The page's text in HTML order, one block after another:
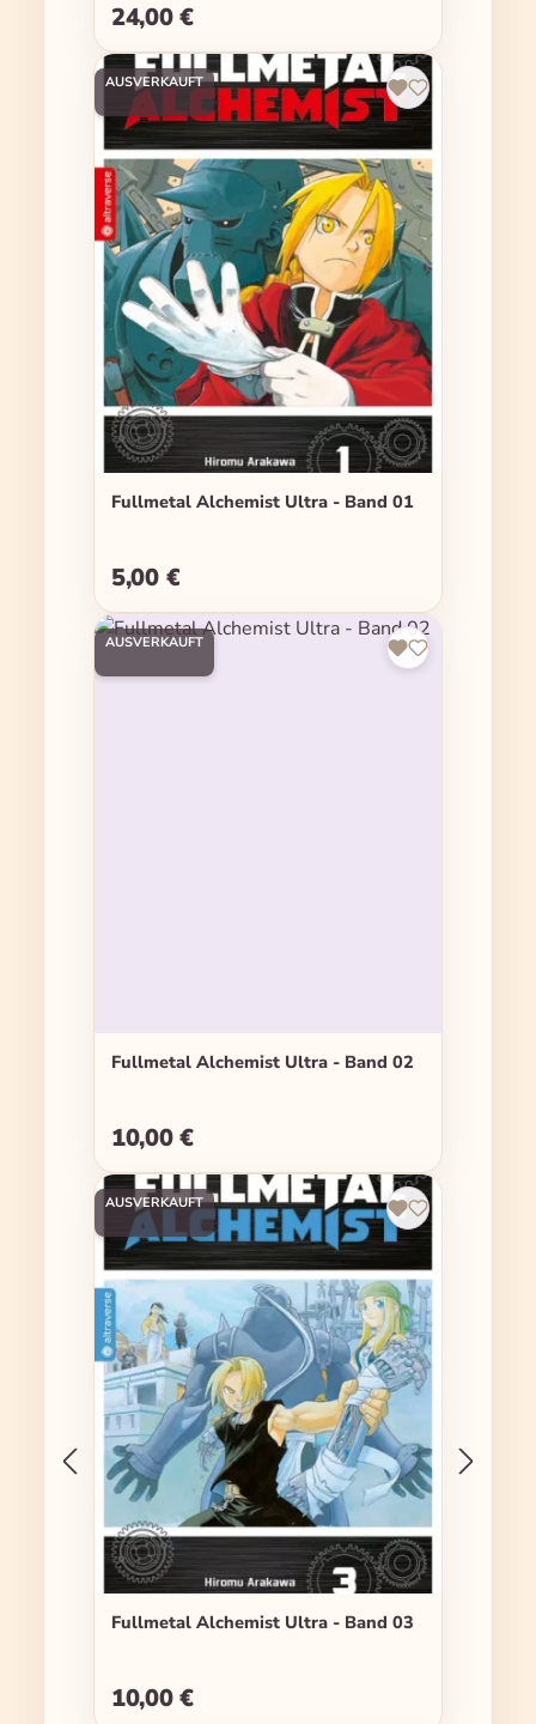
Regulärer Preis:
24,00 €
AUSVERKAUFT
Fullmetal Alchemist Ultra - Band 01
Regulärer Preis:
5,00 €
AUSVERKAUFT
Fullmetal Alchemist Ultra - Band 02
Regulärer Preis:
10,00 €
AUSVERKAUFT
Fullmetal Alchemist Ultra - Band 03
Regulärer Preis:
10,00 €